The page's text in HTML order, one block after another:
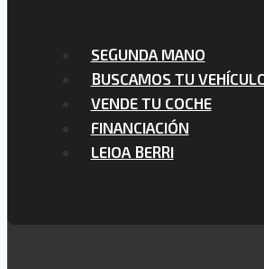
SEGUNDA MANO
BUSCAMOS TU
VENDE TU COCHE
FINANCIACIÓN
LEIOA BERRI